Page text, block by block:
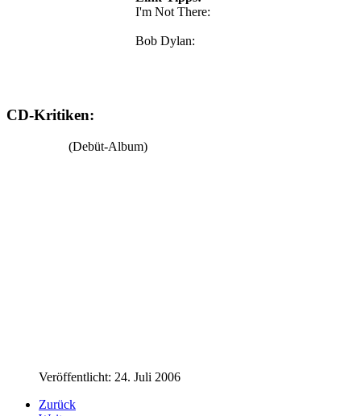
I'm Not There:
Bob Dylan:
CD-Kritiken:
(Debüt-Album)
Veröffentlicht: 24. Juli 2006
Zurück